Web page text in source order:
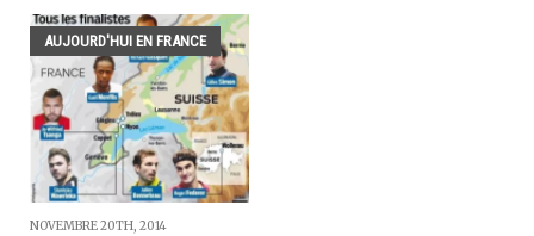
AUJOURD'HUI EN FRANCE
NOVEMBRE 20TH, 2014